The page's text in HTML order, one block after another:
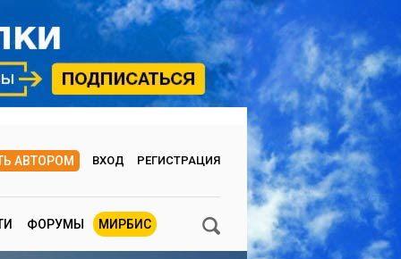
АВТОРОМ ВХОД РЕГИСТРАЦИЯ
ФОРУМЫ МИРБИС